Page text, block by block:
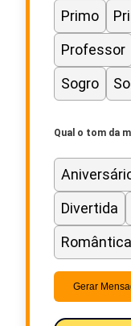
Primo
Professor
Sogro
Qual o tom da
Divertida
Romântica
Gerar